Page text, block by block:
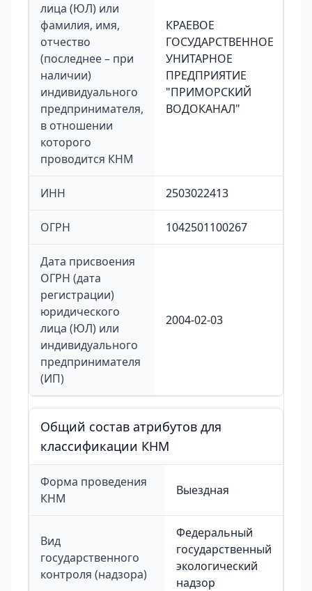
лица (ЮЛ) или
фамилия, имя,
отчество
(последнее – при
наличии)
индивидуального
предпринимателя,
в отношении
которого
проводится КНМ
КРАЕВОЕ
ГОСУДАРСТВЕННОЕ
УНИТАРНОЕ
ПРЕДПРИЯТИЕ
"ПРИМОРСКИЙ
ВОДОКАНАЛ"
ИНН 2503022413
ОГРН 1042501100267
Дата присвоения
ОГРН (дата
регистрации)
юридического
лица (ЮЛ) или
индивидуального
предпринимателя
(ИП)
2004-02-03
Общий состав атрибутов для
классификации КНМ
Форма проведения
КНМ
Выездная
Вид
государственного
контроля (надзора)
Федеральный
государственный
экологический
надзор